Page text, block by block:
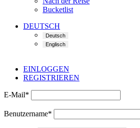
Bucketlist
DEUTSCH
EINLOGGEN
REGISTRIEREN
E-Mail*
Benutzername*